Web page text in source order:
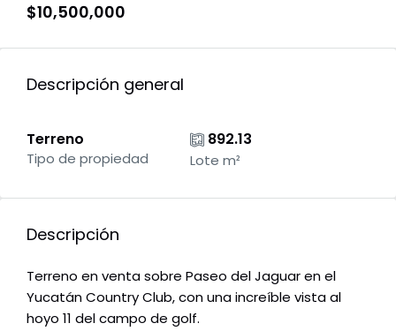
$10,500,000
Descripción general
Terreno
Tipo de propiedad
892.13
Lote m²
Descripción
Terreno en venta sobre Paseo del Jaguar en el
Yucatán Country Club, con una increíble vista al
hoyo 11 del campo de golf.